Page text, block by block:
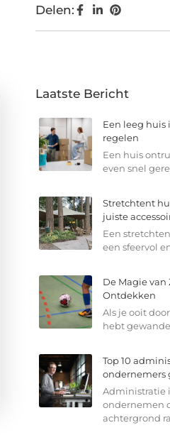
Delen:
Laatste Bericht
Een leeg huis
regelen
Een huis
even snel
Stretchtent
juiste
Een
een sfeervol
De Magie
Ontdekken
Als je ooit
hebt
Top 10
ondernemers
Administratie
ondernemen
achtergrond